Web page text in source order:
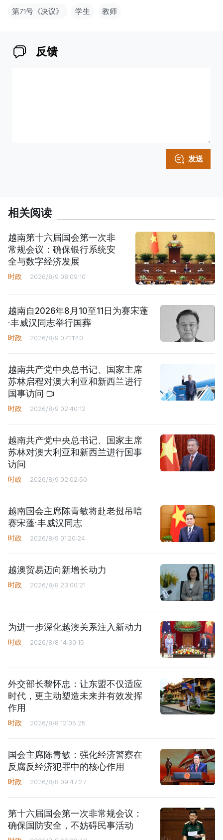
第71号《决议》 学生 教师
反馈
发送
相关阅读
越南第十六届国会第一次非
常规会议：确保银行系统安
全与数字经济发展
时政 2026/8/9 08:09:10
越南自2026年8月10至11日为赛宋蓬
·丰威汉同志举行国葬
时政 2026/8/9 07:11:40
越南共产党中央总书记、国家主席
苏林启程对澳大利亚和新西兰进行
国事访问
时政 2026/8/9 02:40:12
越南共产党中央总书记、国家主席
苏林对澳大利亚和新西兰进行国事
访问
时政 2026/8/9 02:02:50
越南国会主席陈青敏将赴老挝吊唁
赛宋蓬·丰威汉同志
时政 2026/8/9 01:20:24
越澳贸易迈向新增长动力
时政 2026/8/8 23:00:21
为进一步深化越澳关系注入新动力
时政 2026/8/8 14:30:15
外交部长黎怀忠：让东盟不仅适应
时代，更主动塑造未来并有效发挥
作用
时政 2026/8/8 12:05:25
国会主席陈青敏：强化经济警察在
反腐反经济犯罪中的核心作用
时政 2026/8/8 09:47:27
第十六届国会第一次非常规会议：
确保国防安全，不妨碍民事活动